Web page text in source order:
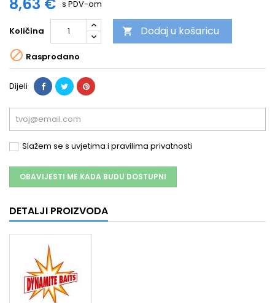
s PDV-om
Količina  Dodaj u košaricu
 Rasprodano
Dijeli
Slažem se s uvjetima i pravilima privatnosti
OBAVIJESTI ME KADA BUDU DOSTUPNI
DETALJI PROIZVODA